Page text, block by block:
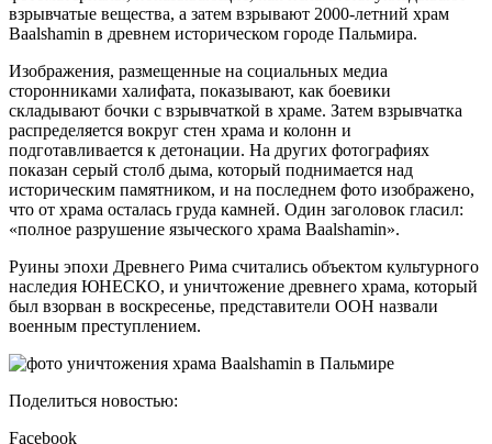
взрывчатые вещества, а затем взрывают 2000-летний храм
Baalshamin в древнем историческом городе Пальмира.
Изображения, размещенные на социальных медиа
сторонниками халифата, показывают, как боевики
складывают бочки с взрывчаткой в храме. Затем взрывчатка
распределяется вокруг стен храма и колонн и
подготавливается к детонации. На других фотографиях
показан серый столб дыма, который поднимается над
историческим памятником, и на последнем фото изображено,
что от храма осталась груда камней. Один заголовок гласил:
«полное разрушение языческого храма Baalshamin».
Руины эпохи Древнего Рима считались объектом культурного
наследия ЮНЕСКО, и уничтожение древнего храма, который
был взорван в воскресенье, представители ООН назвали
военным преступлением.
Поделиться новостью:
Facebook